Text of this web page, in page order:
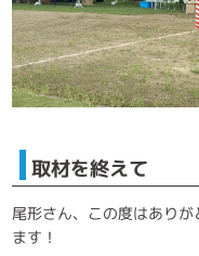
取材を終えて
尾形さん、この度はあり
ます！